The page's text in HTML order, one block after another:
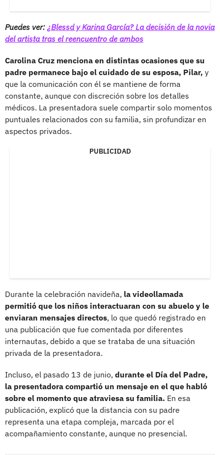
Puedes ver: ¿Blessd y Karina García? La decisión de la novia
del artista tras el reencuentro de ambos
Carolina Cruz menciona en distintas ocasiones que su
padre permanece bajo el cuidado de su esposa, Pilar, y
que la comunicación con él se mantiene de forma
constante, aunque con discreción sobre los detalles
médicos. La presentadora suele compartir solo momentos
puntuales relacionados con su familia, sin profundizar en
aspectos privados.
PUBLICIDAD
Durante la celebración navideña, la videollamada
permitió que los niños interactuaran con su abuelo y le
enviaran mensajes directos, lo que quedó registrado en
una publicación que fue comentada por diferentes
internautas, debido a que se trataba de una situación
privada de la presentadora.
Incluso, el pasado 13 de junio, durante el Día del Padre,
la presentadora compartió un mensaje en el que habló
sobre el momento que atraviesa su familia. En esa
publicación, explicó que la distancia con su padre
representa una etapa compleja, marcada por el
acompañamiento constante, aunque no presencial.